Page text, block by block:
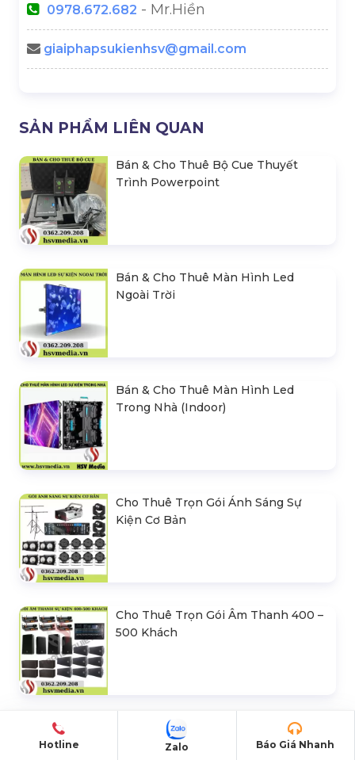
0978.672.682 - Mr.Hiền
giaiphapsukienhsv@gmail.com
SẢN PHẨM LIÊN QUAN
Bán & Cho Thuê Bộ Cue Thuyết
Trình Powerpoint
Bán & Cho Thuê Màn Hình Led
Ngoài Trời
Bán & Cho Thuê Màn Hình Led
Trong Nhà (Indoor)
Cho Thuê Trọn Gói Ánh Sáng Sự
Kiện Cơ Bản
Cho Thuê Trọn Gói Âm Thanh 400 –
500 Khách
Thiết Kế, Thi Công & Cho Thuê Sân
Khấu Sự Kiện
Hotline Báo Giá Nhanh
Zalo